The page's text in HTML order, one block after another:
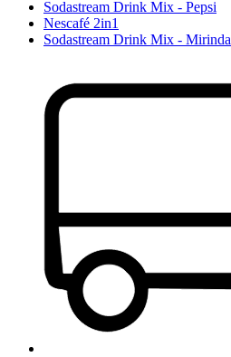
Sodastream Drink Mix - Pepsi
Nescafé 2in1
Sodastream Drink Mix - Mirinda